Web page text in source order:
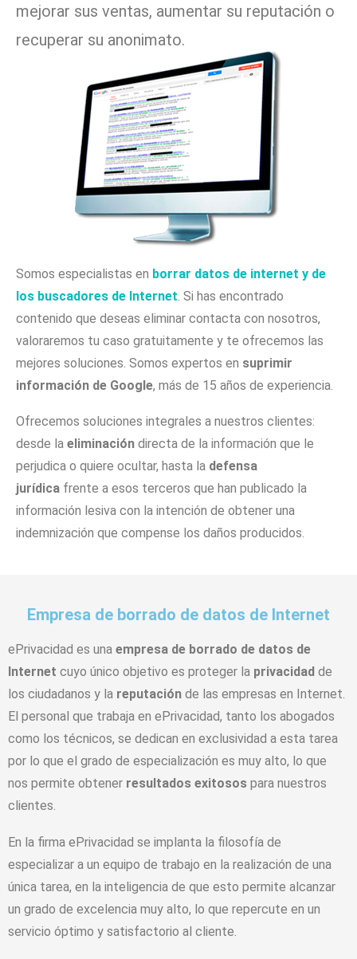
mejorar sus ventas, aumentar su reputación o
recuperar su anonimato.
Somos especialistas en borrar datos de internet y de
los buscadores de Internet . Si has encontrado
contenido que deseas eliminar contacta con nosotros,
valoraremos tu caso gratuitamente y te ofrecemos las
mejores soluciones. Somos expertos en suprimir
información de Google, más de 15 años de experiencia.
Ofrecemos soluciones integrales a nuestros clientes:
desde la eliminación directa de la información que le
perjudica o quiere ocultar, hasta la defensa
jurídica frente a esos terceros que han publicado la
información lesiva con la intención de obtener una
indemnización que compense los daños producidos.
Empresa de borrado de datos de Internet
ePrivacidad es una empresa de borrado de datos de
Internet cuyo único objetivo es proteger la privacidad de
los ciudadanos y la reputación de las empresas en Internet.
El personal que trabaja en ePrivacidad, tanto los abogados
como los técnicos, se dedican en exclusividad a esta tarea
por lo que el grado de especialización es muy alto, lo que
nos permite obtener resultados exitosos para nuestros
clientes.
En la firma ePrivacidad se implanta la filosofía de
especializar a un equipo de trabajo en la realización de una
única tarea, en la inteligencia de que esto permite alcanzar
un grado de excelencia muy alto, lo que repercute en un
servicio óptimo y satisfactorio al cliente.